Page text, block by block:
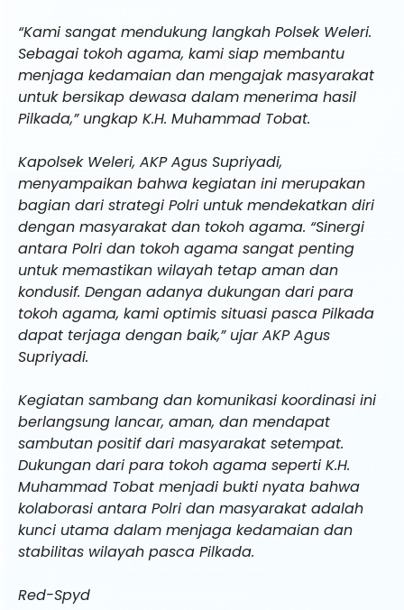
“Kami sangat mendukung langkah Polsek Weleri.
Sebagai tokoh agama, kami siap membantu
menjaga kedamaian dan mengajak masyarakat
untuk bersikap dewasa dalam menerima hasil
Pilkada,” ungkap K.H. Muhammad Tobat.
Kapolsek Weleri, AKP Agus Supriyadi,
menyampaikan bahwa kegiatan ini merupakan
bagian dari strategi Polri untuk mendekatkan diri
dengan masyarakat dan tokoh agama. “Sinergi
antara Polri dan tokoh agama sangat penting
untuk memastikan wilayah tetap aman dan
kondusif. Dengan adanya dukungan dari para
tokoh agama, kami optimis situasi pasca Pilkada
dapat terjaga dengan baik,” ujar AKP Agus
Supriyadi.
Kegiatan sambang dan komunikasi koordinasi ini
berlangsung lancar, aman, dan mendapat
sambutan positif dari masyarakat setempat.
Dukungan dari para tokoh agama seperti K.H.
Muhammad Tobat menjadi bukti nyata bahwa
kolaborasi antara Polri dan masyarakat adalah
kunci utama dalam menjaga kedamaian dan
stabilitas wilayah pasca Pilkada.
Red-Spyd